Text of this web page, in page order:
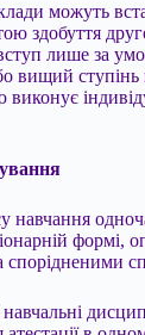
можуть
здобуття
лише за
вищий
виконує
навчання
формі,
спорідненими